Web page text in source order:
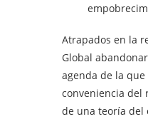
Atrapados en la
Global
agenda de la
conveniencia del
de una teoría del